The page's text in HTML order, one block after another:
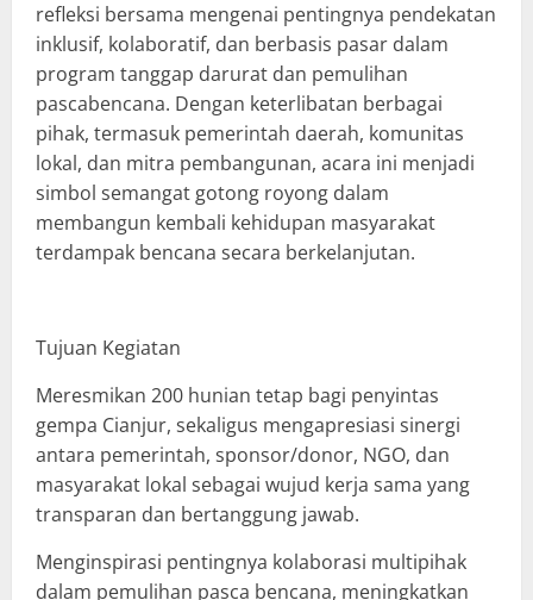
refleksi bersama mengenai pentingnya pendekatan
inklusif, kolaboratif, dan berbasis pasar dalam
program tanggap darurat dan pemulihan
pascabencana. Dengan keterlibatan berbagai
pihak, termasuk pemerintah daerah, komunitas
lokal, dan mitra pembangunan, acara ini menjadi
simbol semangat gotong royong dalam
membangun kembali kehidupan masyarakat
terdampak bencana secara berkelanjutan.
Tujuan Kegiatan
Meresmikan 200 hunian tetap bagi penyintas
gempa Cianjur, sekaligus mengapresiasi sinergi
antara pemerintah, sponsor/donor, NGO, dan
masyarakat lokal sebagai wujud kerja sama yang
transparan dan bertanggung jawab.
Menginspirasi pentingnya kolaborasi multipihak
dalam pemulihan pasca bencana, meningkatkan